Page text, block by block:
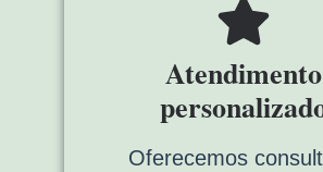
Atendimento
Oferecemos